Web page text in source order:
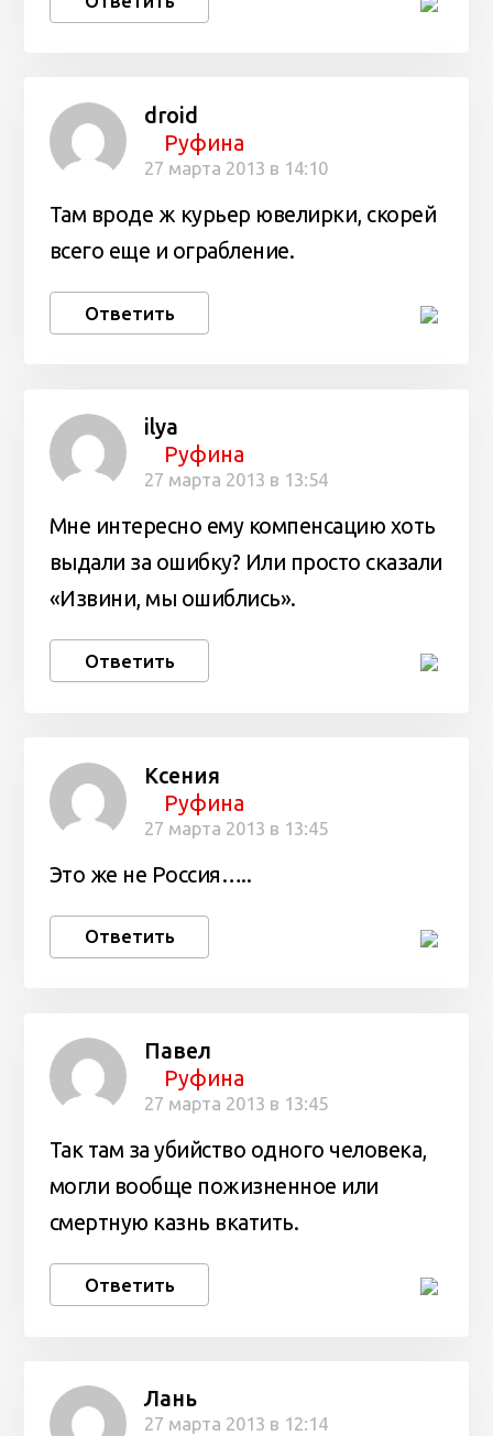
droid
Руфина
27 марта 2013 в 14:10
Там вроде ж курьер ювелирки, скорей
всего еще и ограбление.
Ответить
ilya
Руфина
27 марта 2013 в 13:54
Мне интересно ему компенсацию хоть
выдали за ошибку? Или просто сказали
«Извини, мы ошиблись».
Ответить
Ксения
Руфина
27 марта 2013 в 13:45
Это же не Россия…..
Ответить
Павел
Руфина
27 марта 2013 в 13:45
Так там за убийство одного человека,
могли вообще пожизненное или
смертную казнь вкатить.
Ответить
Лань
27 марта 2013 в 12:14